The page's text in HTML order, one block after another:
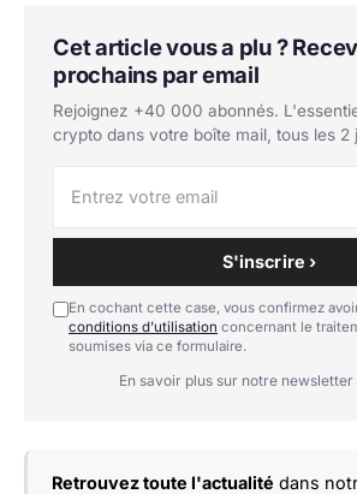
Cet article vous a plu ?
prochains par email
Rejoignez +40 000 abonnés.
crypto dans votre boîte mail, tous les 2
S'inscrire ›
En cochant cette case, vous confirmez
conditions d'utilisation concernant le
soumises via ce formulaire.
En savoir plus sur notre
Retrouvez toute l'actualité dans